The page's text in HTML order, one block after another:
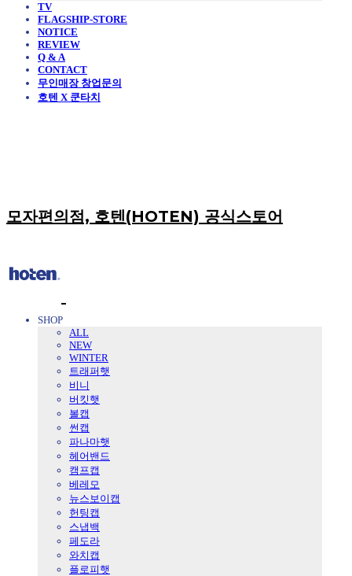
TV
FLAGSHIP-STORE
NOTICE
REVIEW
Q & A
CONTACT
무인매장 창업문의
호텐 X 쿤타치
모자편의점, 호텐(HOTEN) 공식스토어
SHOP
ALL
NEW
WINTER
트래퍼햇
비니
버킷햇
볼캡
썬캡
파나마햇
헤어밴드
캠프캡
베레모
뉴스보이캡
헌팅캡
스냅백
페도라
와치캡
플로피햇